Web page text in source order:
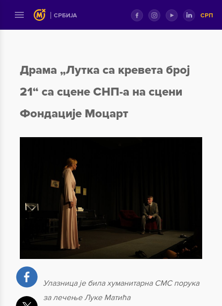
СРБИЈА СРП
Драма „Лутка са кревета број
21“ са сцене СНП-а на сцени
Фондације Моцарт
Улазница је била хуманитарна СМС порука
за лечење Луке Матића